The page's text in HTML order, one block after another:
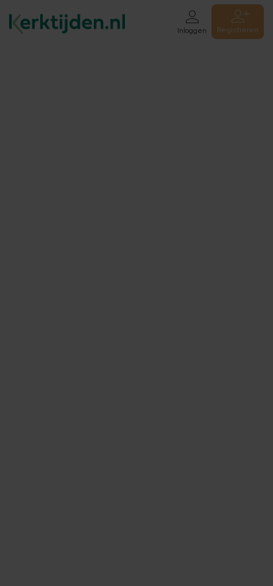
Inloggen Registreren